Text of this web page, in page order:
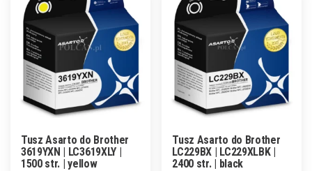
Tusz Asarto do Brother
3619YXN | LC3619XLY |
1500 str. | yellow
Tusz Asarto do Brother
LC229BX | LC229XLBK |
2400 str. | black